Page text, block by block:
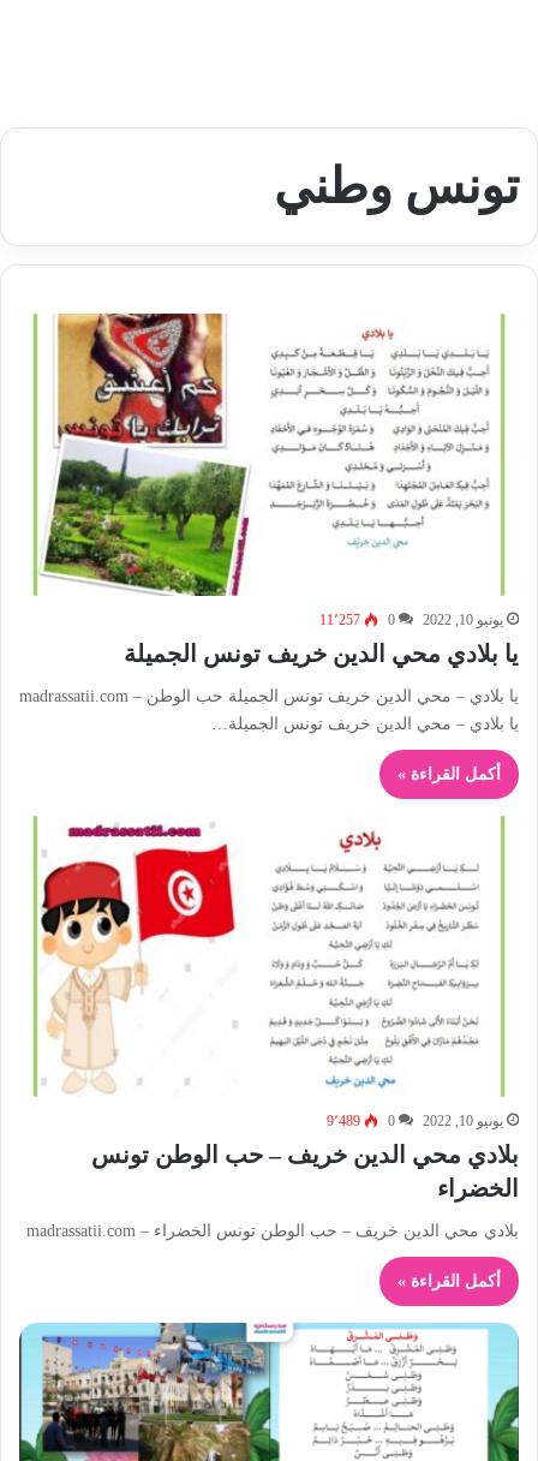
تونس وطني
يونيو 10, 2022 0 11٬257
يا بلادي محي الدين خريف تونس الجميلة
يا بلادي – محي الدين خريف تونس الجميلة حب الوطن – madrassatii.com
يا بلادي – محي الدين خريف تونس الجميلة…
أكمل القراءة »
يونيو 10, 2022 0 9٬489
بلادي محي الدين خريف – حب الوطن تونس
الخضراء
بلادي محي الدين خريف – حب الوطن تونس الخضراء – madrassatii.com
أكمل القراءة »